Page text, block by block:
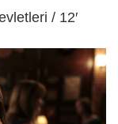
/ 12′